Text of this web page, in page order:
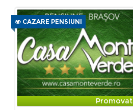
CAZARE PENSIUNI
Promovat